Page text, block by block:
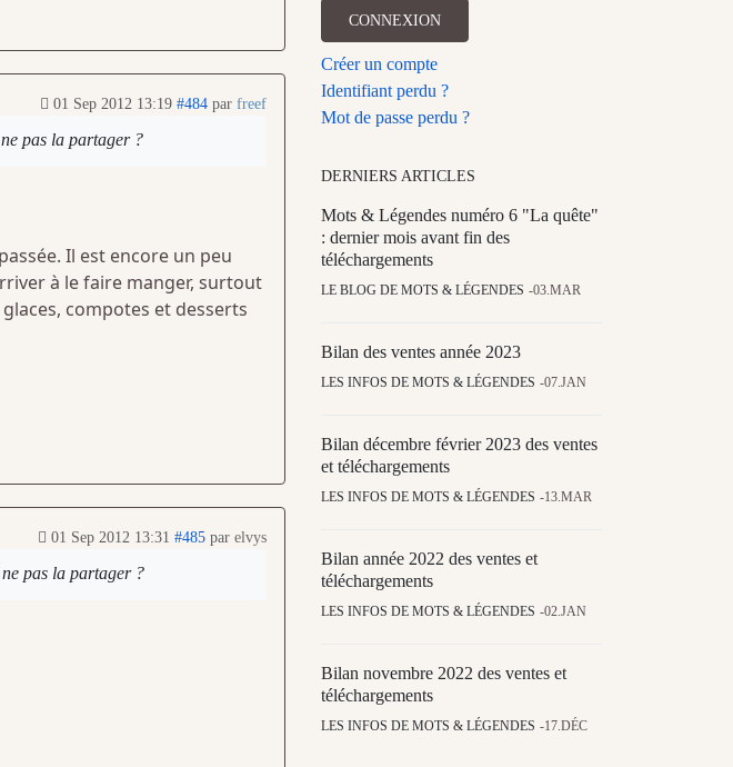
01 Sep 2012 13:19 #484 par freef
pas la partager ?
Il est encore un peu
à le faire manger, surtout
compotes et desserts
01 Sep 2012 13:31 #485 par elvys
pas la partager ?
CONNEXION
Créer un compte
Identifiant perdu ?
Mot de passe perdu ?
DERNIERS ARTICLES
Mots & Légendes numéro 6 "La quête"
: dernier mois avant fin des
téléchargements
LE BLOG DE MOTS & LÉGENDES 03.MAR
Bilan des ventes année 2023
LES INFOS DE MOTS & LÉGENDES 07.JAN
Bilan décembre février 2023 des ventes
et téléchargements
LES INFOS DE MOTS & LÉGENDES 13.MAR
Bilan année 2022 des ventes et
téléchargements
LES INFOS DE MOTS & LÉGENDES 02.JAN
Bilan novembre 2022 des ventes et
téléchargements
LES INFOS DE MOTS & LÉGENDES 17.DÉC